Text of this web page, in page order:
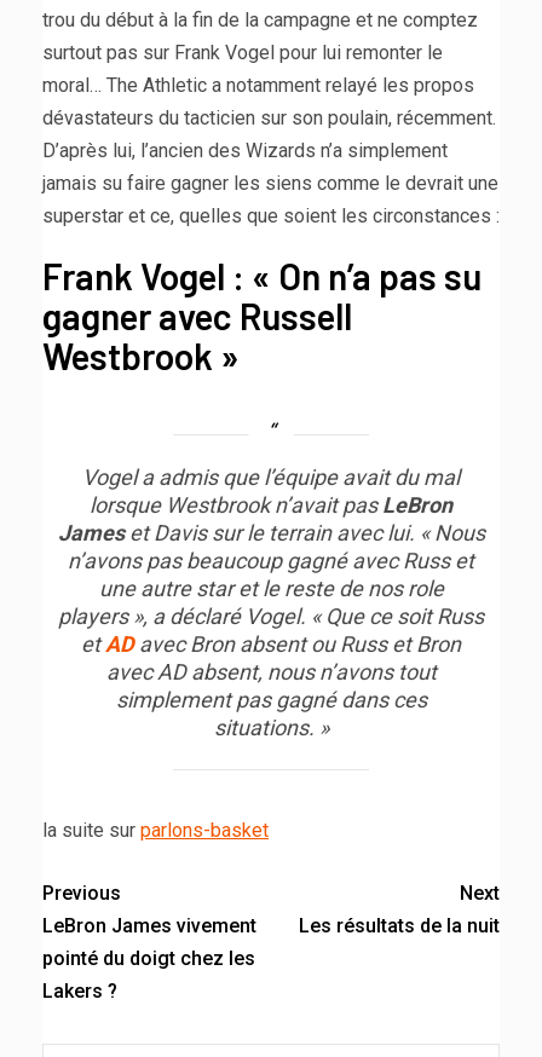
trou du début à la fin de la campagne et ne comptez
surtout pas sur Frank Vogel pour lui remonter le
moral… The Athletic a notamment relayé les propos
dévastateurs du tacticien sur son poulain, récemment.
D’après lui, l’ancien des Wizards n’a simplement
jamais su faire gagner les siens comme le devrait une
superstar et ce, quelles que soient les circonstances :
Frank Vogel : « On n’a pas su
gagner avec Russell
Westbrook »
Vogel a admis que l’équipe avait du mal
lorsque Westbrook n’avait pasLeBron
Jameset Davis sur le terrain avec lui. « Nous
n’avons pas beaucoup gagné avec Russ et
une autre star et le reste de nos role
players », a déclaré Vogel. « Que ce soit Russ
etADavec Bron absent ou Russ et Bron
avec AD absent, nous n’avons tout
simplement pas gagné dans ces
situations. »
la suite sur parlons-basket
Previous
LeBron James vivement
pointé du doigt chez les
Lakers ?
Next
Les résultats de la nuit